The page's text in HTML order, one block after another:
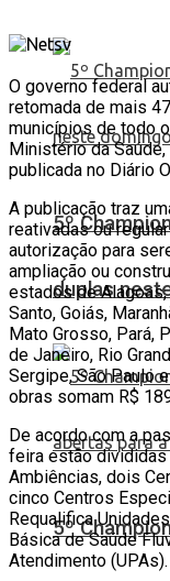
5º
duplas
5º
O governo federal
retomada de mais
municípios de todo
Ministério da
publicada no Diário
A publicação traz
reativadas ou
autorização para
ampliação ou
estados de Alagoas,
Santo, Goiás,
Mato Grosso, Pará,
de Janeiro, Rio
Sergipe, São Paulo
obras somam R$
De acordo com a
feira estão divididas
Ambiências, dois
cinco Centros
Requalifica
Básica de Saúde
Atendimento (UPAs).